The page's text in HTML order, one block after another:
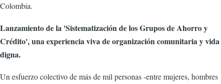
Colombia.
Lanzamiento de la 'Sistematización de los Grupos de Ahorro y
Crédito', una experiencia viva de organización comunitaria y vida
digna.
Un esfuerzo colectivo de más de mil personas -entre mujeres, hombres